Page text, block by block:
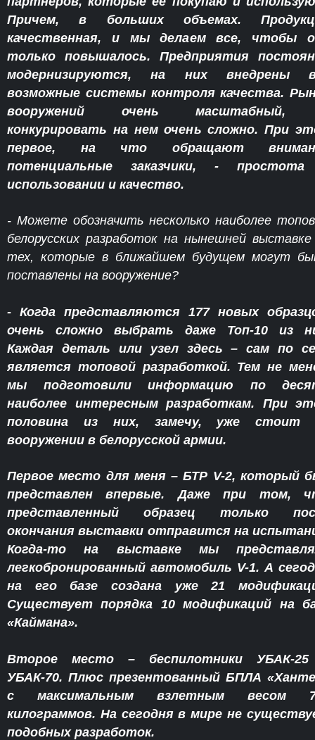
Причем, в больших объемах.
качественная, и мы делаем все, чтобы
только повышалось. Предприятия
модернизируются, на них внедрены
возможные системы контроля качества.
вооружений очень
конкурировать на нем очень сложно. При
первое, на что обращают
потенциальные заказчики, -
использовании и качество.
- Можете обозначить несколько наиболее
белорусских разработок на нынешней выставке
тех, которые в ближайшем будущем могут
поставлены на вооружение?
- Когда представляются 177 новых
очень сложно выбрать даже Топ-10 из
Каждая деталь или узел здесь – сам по
является топовой разработкой. Тем не
мы подготовили информацию по
наиболее интересным разработкам. При
половина из них, замечу, уже стоит
вооружении в белорусской армии.
Первое место для меня – БТР V-2, который
представлен впервые. Даже при том,
представленный образец только
окончания выставки отправится на
Когда-то на выставке мы
легкобронированный автомобиль V-1. А
на его базе создана уже 21
Существует порядка 10 модификаций на
«Каймана».
Второе место – беспилотники УБАК-
УБАК-70. Плюс презентованный БПЛА
с максимальным взлетным весом
килограммов. На сегодня в мире не
подобных разработок.